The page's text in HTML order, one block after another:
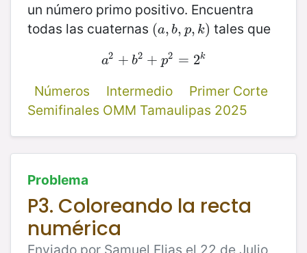
un número primo positivo. Encuentra
todas las cuaternas (a, b, p, k)
(a,b,p,k ) tales que
a2 + b2 + p2 = 2k
a 2+b2+ p2 =2 k
Números
Intermedio
Primer Corte
Semifinales OMM Tamaulipas 2025
Problema
P3. Coloreando la recta
numérica
Enviado por Samuel Elias el 22 de Julio